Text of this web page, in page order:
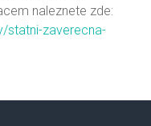
naleznete zde:
statni-zaverecna-